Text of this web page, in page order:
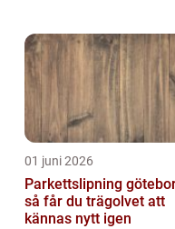
01 juni 2026
Parkettslipning
så får du trägolvet att
kännas nytt igen